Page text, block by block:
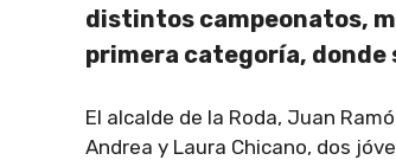
distintos campeonatos,
primera categoría,
El alcalde de la Roda, Juan
Andrea y Laura Chicano, dos